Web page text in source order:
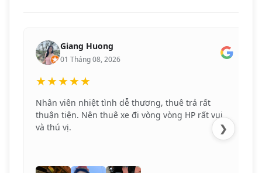
Giang Huong
01 Tháng 08, 2026
★★★★★
Nhân viên nhiệt tình dễ thương, thuê trả rất
thuận tiện. Nên thuê xe đi vòng vòng HP rất vui
và thú vị.
❯